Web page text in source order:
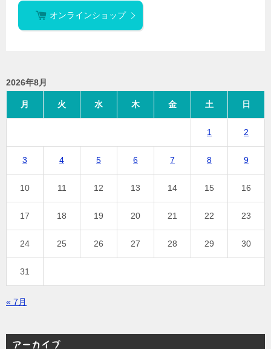
オンラインショップ
2026年8月
月 火 水 木 金 土 日
1 2
3 4 5 6 7 8 9
10 11 12 13 14 15 16
17 18 19 20 21 22 23
24 25 26 27 28 29 30
31
« 7月
アーカイブ